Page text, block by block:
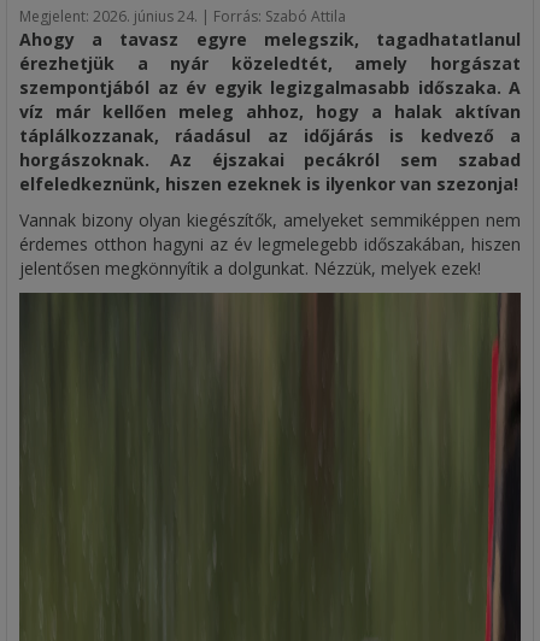
Megjelent: 2026. június 24. | Forrás: Szabó Attila
Ahogy a tavasz egyre melegszik, tagadhatatlanul
érezhetjük a nyár közeledtét, amely horgászat
szempontjából az év egyik legizgalmasabb időszaka. A
víz már kellően meleg ahhoz, hogy a halak aktívan
táplálkozzanak, ráadásul az időjárás is kedvező a
horgászoknak. Az éjszakai pecákról sem szabad
elfeledkeznünk, hiszen ezeknek is ilyenkor van szezonja!
Vannak bizony olyan kiegészítők, amelyeket semmiképpen nem
érdemes otthon hagyni az év legmelegebb időszakában, hiszen
jelentősen megkönnyítik a dolgunkat. Nézzük, melyek ezek!